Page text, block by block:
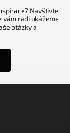
Navštivte
vám rádi ukážeme
otázky a